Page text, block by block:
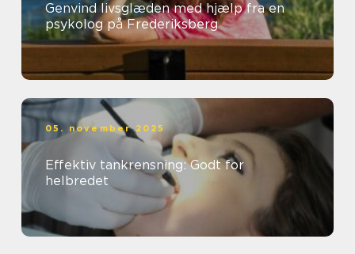
Genvind livsglæden med hjælp fra en
psykolog på Frederiksberg
05. november 2025
Effektiv tankrensning: Godt for
helbredet